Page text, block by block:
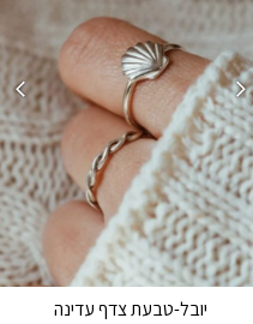
יובל-טבעת צדף עדינה